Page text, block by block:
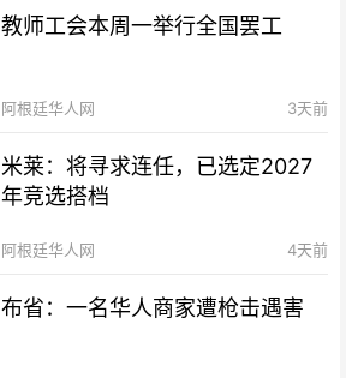
教师工会本周一举行全国罢工
阿根廷华人网 3天前
米莱：将寻求连任，已选定2027
年竞选搭档
阿根廷华人网 4天前
布省：一名华人商家遭枪击遇害